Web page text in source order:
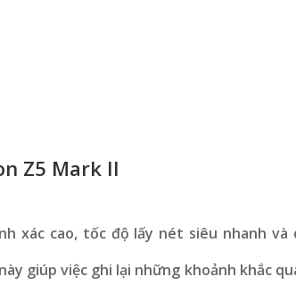
Z5 Mark II
xác cao, tốc độ lấy nét siêu nhanh và
giúp việc ghi lại những khoảnh khắc